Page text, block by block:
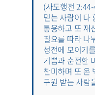
(사도행전
믿는 사람이 다
통용하고 또 재
필요를 따라 나
성전에 모이기
기쁨과 순전한
찬미하며 또 온
구원 받는 사람